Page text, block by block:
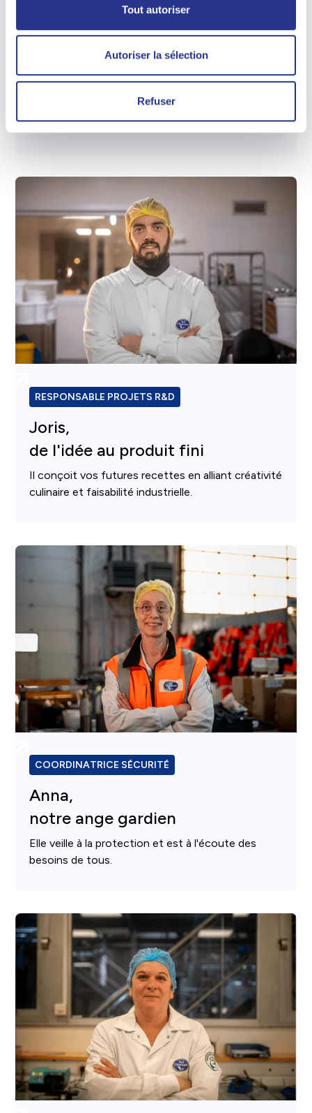
Tout autoriser
Autoriser la sélection
Refuser
ASSISTANTE COMPTABLE CLIENT
pilote de la trésorerie
Elle assure le suivi de nos factures avec autant de
sérieux que de diplomatie.
RESPONSABLE PROJETS R&D
Joris,
de l'idée au produit fini
Il conçoit vos futures recettes en alliant créativité
culinaire et faisabilité industrielle.
COORDINATRICE SÉCURITÉ
Anna,
notre ange gardien
Elle veille à la protection et est à l'écoute des
besoins de tous.